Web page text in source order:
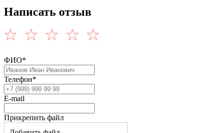
Написать отзыв
ФИО*
Телефон*
E-mail
Прикрепить файл